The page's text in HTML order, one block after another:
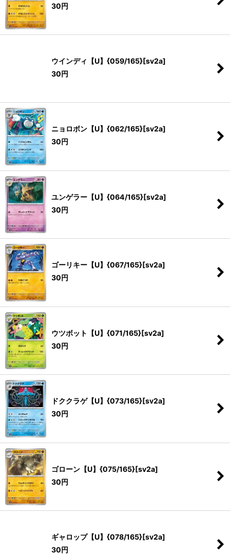
30円
ウインディ【U】{059/165}[sv2a]
30円
ニョロボン【U】{062/165}[sv2a]
30 円
ユンゲラー【U】{064/165}[sv2a]
30円
ゴーリキー【U】{067/165}[sv2a]
30 円
ウツボット【U】{071/165}[sv2a]
30円
ドククラゲ【U】{073/165}[sv2a]
30 円
ゴローン【U】{075/165}[sv2a]
30円
ギャロップ【U】{078/165}[sv2a]
30 円